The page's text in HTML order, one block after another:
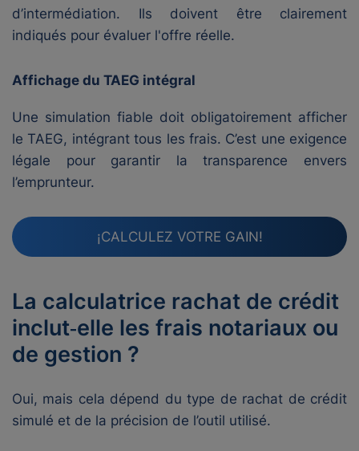
d’intermédiation. Ils doivent être clairement
indiqués pour évaluer l'offre réelle.
Affichage du TAEG intégral
Une simulation fiable doit obligatoirement afficher
le TAEG, intégrant tous les frais. C’est une exigence
légale pour garantir la transparence envers
l’emprunteur.
¡CALCULEZ VOTRE GAIN!
La calculatrice rachat de crédit
inclut‑elle les frais notariaux ou
de gestion ?
Oui, mais cela dépend du type de rachat de crédit
simulé et de la précision de l’outil utilisé.